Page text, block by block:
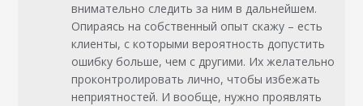
внимательно следить за ним в дальнейшем.
Опираясь на собственный опыт скажу – есть
клиенты, с которыми вероятность допустить
ошибку больше, чем с другими. Их желательно
проконтролировать лично, чтобы избежать
неприятностей. И вообще, нужно проявлять